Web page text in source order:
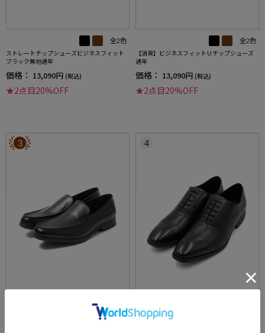
全2色
ストレートチップシューズビジネスフィット
ブラック無地通年
価格： 13,090円 (税込)
★2点目20%OFF
全2色
【消臭】ビジネスフィットＵチップシューズ
通年
価格： 13,090円 (税込)
★2点目20%OFF
3
全2色
【消臭】ビジネスシューズヴァンプビジカジ
4
ビジネスシューズストレートチップ内羽根テ